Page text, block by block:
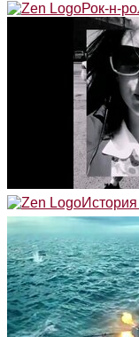
Рок-н-